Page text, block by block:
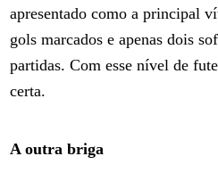
apresentado como a principal
gols marcados e apenas dois
partidas. Com esse nível de
certa.
A outra briga